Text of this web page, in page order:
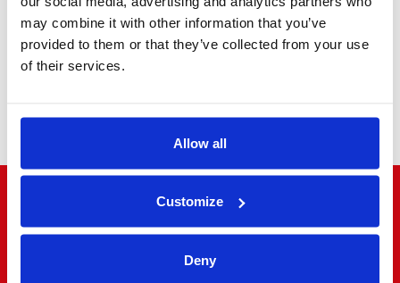
may combine it with other information that you’ve
provided to them or that they’ve collected from your use
of their services.
Allow all
Customize
Deny